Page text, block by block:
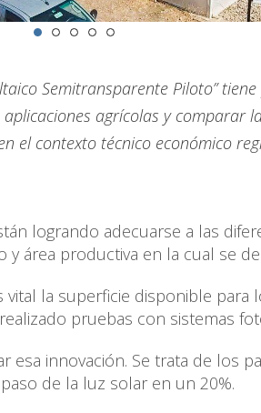
Semitransparente Piloto”
agrícolas y comparar
el contexto técnico económico
logrando adecuarse a las
área productiva en la cual se
la superficie disponible para
pruebas con sistemas
esa innovación. Se trata de los
de la luz solar en un 20%.